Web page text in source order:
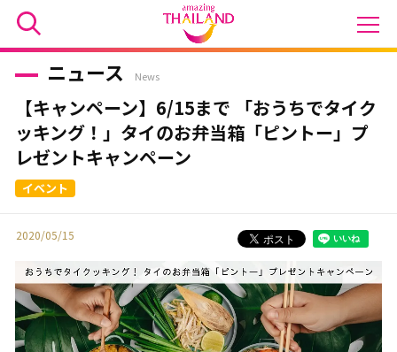
ニュース News
【キャンペーン】6/15まで 「おうちでタイク
ッキング！」タイのお弁当箱「ピントー」プ
レゼントキャンペーン
2020/05/15